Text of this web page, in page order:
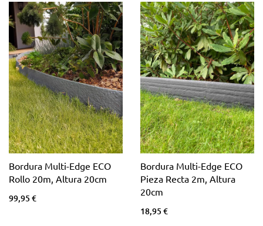
Bordura Multi-Edge ECO
Rollo 20m, Altura 20cm
99,95 €
Bordura Multi-Edge ECO
Pieza Recta 2m, Altura
20cm
18,95 €